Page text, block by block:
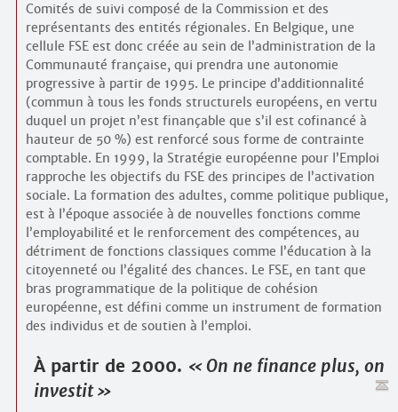
Comités de suivi composé de la Commission et des
représentants des entités régionales. En Belgique, une
cellule FSE est donc créée au sein de l’administration de la
Communauté française, qui prendra une autonomie
progressive à partir de 1995. Le principe d’additionnalité
(commun à tous les fonds structurels européens, en vertu
duquel un projet n’est finançable que s’il est cofinancé à
hauteur de 50 %) est renforcé sous forme de contrainte
comptable. En 1999, la Stratégie européenne pour l’Emploi
rapproche les objectifs du FSE des principes de l’activation
sociale. La formation des adultes, comme politique publique,
est à l’époque associée à de nouvelles fonctions comme
l’employabilité et le renforcement des compétences, au
détriment de fonctions classiques comme l’éducation à la
citoyenneté ou l’égalité des chances. Le FSE, en tant que
bras programmatique de la politique de cohésion
européenne, est défini comme un instrument de formation
des individus et de soutien à l’emploi.
À partir de 2000.
On ne finance plus, on
investit